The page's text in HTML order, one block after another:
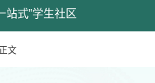
站式”学生社区
文